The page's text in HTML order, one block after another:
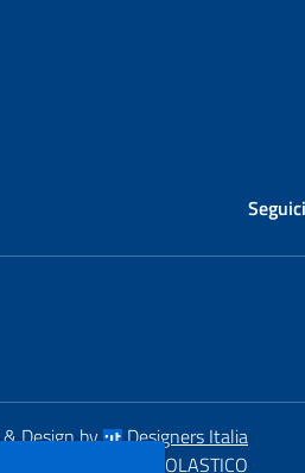
Design by
Designers Italia
SCUOLASTICO